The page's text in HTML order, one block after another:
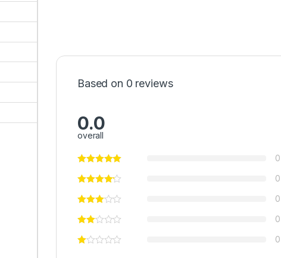
Based on 0 reviews
0.0
overall
0
0
0
0
0